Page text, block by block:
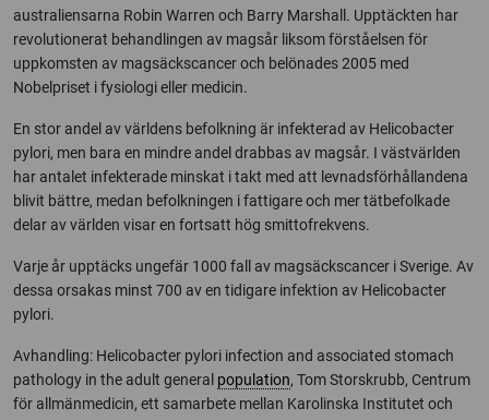
australiensarna Robin Warren och Barry Marshall. Upptäckten har
revolutionerat behandlingen av magsår liksom förståelsen för
uppkomsten av magsäckscancer och belönades 2005 med
Nobelpriset i fysiologi eller medicin.
En stor andel av världens befolkning är infekterad av Helicobacter
pylori, men bara en mindre andel drabbas av magsår. I västvärlden
har antalet infekterade minskat i takt med att levnadsförhållandena
blivit bättre, medan befolkningen i fattigare och mer tätbefolkade
delar av världen visar en fortsatt hög smittofrekvens.
Varje år upptäcks ungefär 1000 fall av magsäckscancer i Sverige. Av
dessa orsakas minst 700 av en tidigare infektion av Helicobacter
pylori.
Avhandling: Helicobacter pylori infection and associated stomach
pathology in the adult general population, Tom Storskrubb, Centrum
för allmänmedicin, ett samarbete mellan Karolinska Institutet och